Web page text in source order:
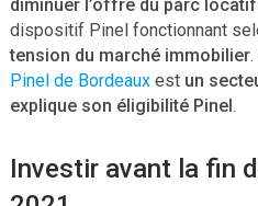
diminuer l’offre du parc
dispositif Pinel fonctionnant
tension du marché immobilier
Pinel de Bordeauxest un
explique son éligibilité Pinel.
Investir avant la fin